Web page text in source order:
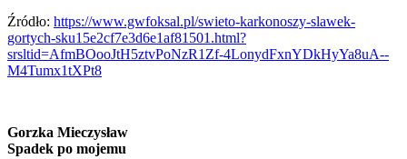
Źródło: https://www.gwfoksal.pl/swieto-karkonoszy-slawek-
gortych-sku15e2cf7e3d6e1af81501.html?
srsltid=AfmBOooJtH5ztvPoNzR1Zf-4LonydFxnYDkHyYa8uA--
M4Tumx1tXPt8
Gorzka Mieczysław
Spadek po mojemu